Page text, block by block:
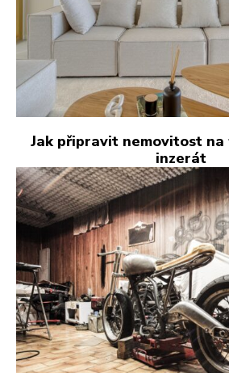
Jak připravit nemovitost
inzerát